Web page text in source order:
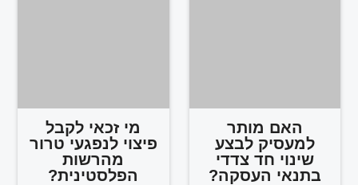
האם מותר
למעסיק לבצע
שינוי חד צדדי
בתנאי העסקה?
מי זכאי לקבל
פיצוי לנפגעי טרור
מהרשות
הפלסטינית?